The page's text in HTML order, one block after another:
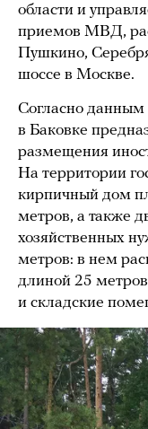
области и
приемов МВД,
Пушкино,
шоссе в Москве.
Согласно данным
в Баковке
размещения
На территории
кирпичный дом
метров, а также
хозяйственных
метров: в нем
длиной 25
и складские